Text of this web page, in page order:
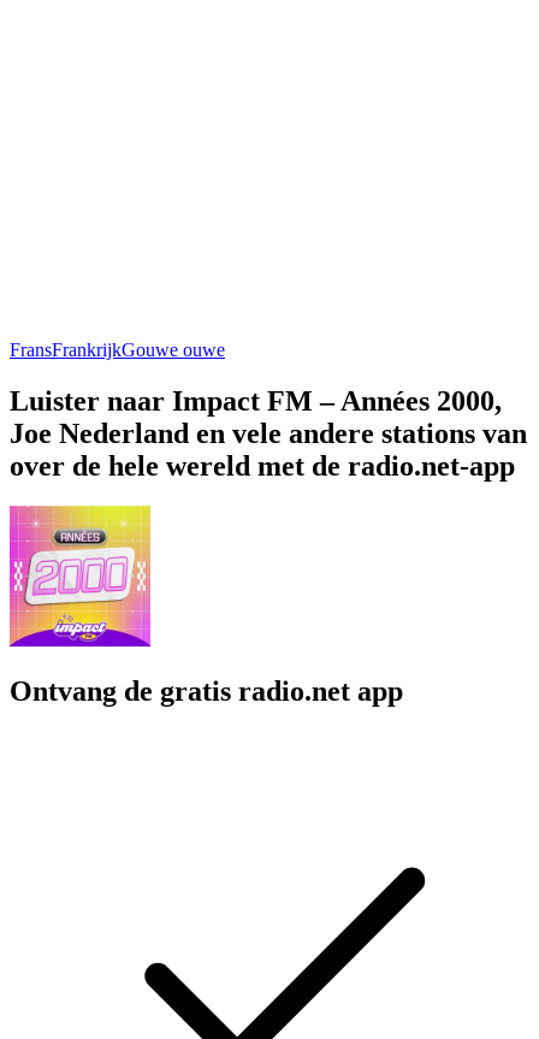
FransFrankrijkGouwe ouwe
Luister naar Impact FM – Années 2000,
Joe Nederland en vele andere stations van
over de hele wereld met de radio.net-app
Ontvang de gratis radio.net app